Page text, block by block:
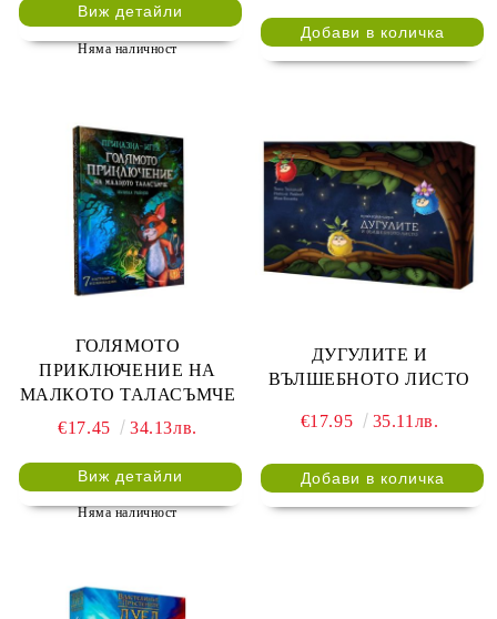
Виж детайли
Няма наличност
ГОЛЯМОТО
ПРИКЛЮЧЕНИЕ НА
МАЛКОТО ТАЛАСЪМЧЕ
€17.45
34.13лв.
Виж детайли
Няма наличност
ДУГУЛИТЕ И
ВЪЛШЕБНОТО ЛИСТО
€17.95 35.11лв.